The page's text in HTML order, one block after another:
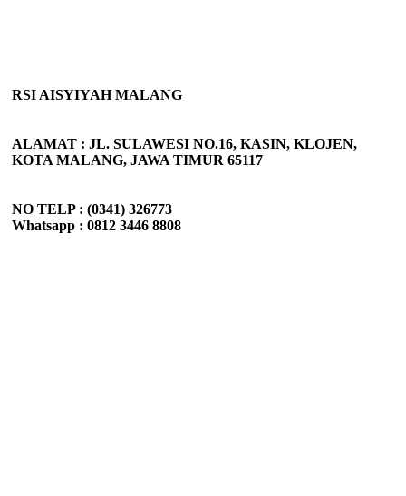
RSI AISYIYAH MALANG
ALAMAT : JL. SULAWESI NO.16, KASIN, KLOJEN,
KOTA MALANG, JAWA TIMUR 65117
NO TELP : (0341) 326773
Whatsapp : 0812 3446 8808